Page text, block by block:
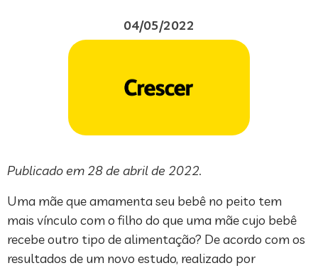
04/05/2022
Publicado em 28 de abril de 2022.
Uma mãe que amamenta seu bebê no peito tem
mais vínculo com o filho do que uma mãe cujo bebê
recebe outro tipo de alimentação? De acordo com os
resultados de um novo estudo, realizado por